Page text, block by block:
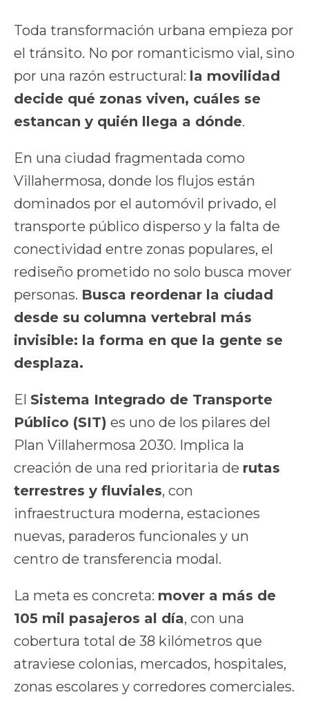
Toda transformación urbana empieza por
el tránsito. No por romanticismo vial, sino
por una razón estructural: la movilidad
decide qué zonas viven, cuáles se
estancan y quién llega a dónde.
En una ciudad fragmentada como
Villahermosa, donde los flujos están
dominados por el automóvil privado, el
transporte público disperso y la falta de
conectividad entre zonas populares, el
rediseño prometido no solo busca mover
personas. Busca reordenar la ciudad
desde su columna vertebral más
invisible: la forma en que la gente se
desplaza.
El Sistema Integrado de Transporte
Público (SIT) es uno de los pilares del
Plan Villahermosa 2030. Implica la
creación de una red prioritaria de rutas
terrestres y fluviales, con
infraestructura moderna, estaciones
nuevas, paraderos funcionales y un
centro de transferencia modal.
La meta es concreta: mover a más de
105 mil pasajeros al día, con una
cobertura total de 38 kilómetros que
atraviese colonias, mercados, hospitales,
zonas escolares y corredores comerciales.